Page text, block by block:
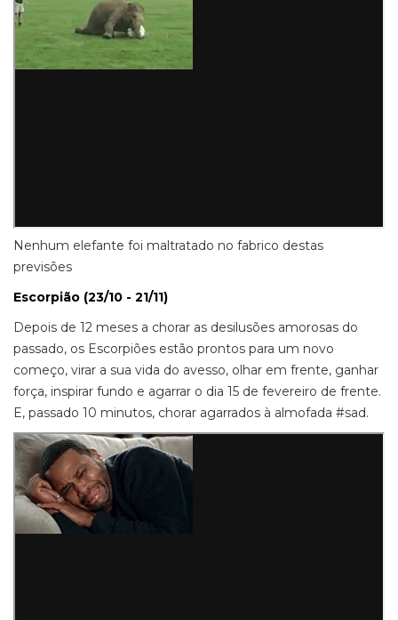
Nenhum elefante foi maltratado no fabrico destas
previsões
Escorpião (23/10 - 21/11)
Depois de 12 meses a chorar as desilusões amorosas do
passado, os Escorpiões estão prontos para um novo
começo, virar a sua vida do avesso, olhar em frente, ganhar
força, inspirar fundo e agarrar o dia 15 de fevereiro de frente.
E, passado 10 minutos, chorar agarrados à almofada #sad.